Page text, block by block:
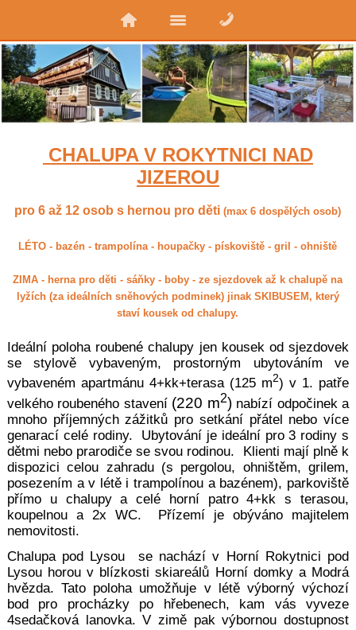
CHALUPA V ROKYTNICI NAD
JIZEROU
pro 6 až 12 osob s hernou pro děti(max 6 dospělých osob)
LÉTO - bazén - trampolína - houpačky - pískoviště - gril - ohniště
ZIMA - herna pro děti - sáňky - boby - ze sjezdovek až k chalupě na
lyžích (za ideálních sněhových podminek) jinak SKIBUSEM, který
staví kousek od chalupy.
Ideální poloha roubené chalupy jen kousek od sjezdovek
sestylově vybaveným, prostorným ubytováním ve
vybaveném apartmánu 4+kk+terasa (125 m2) v 1. patře
velkého roubeného stavení (220 m2) nabízí odpočinek a
mnoho příjemných zážitků pro setkání přátel nebo více
genarací celé rodiny. Ubytování je ideální pro 3 rodiny s
dětmi nebo prarodiče se svou rodinou. Klienti mají plně k
dispozici celou zahradu (s pergolou, ohništěm, grilem,
posezením a v létě i trampolínou a bazénem), parkoviště
přímo u chalupy a celé horní patro 4+kk s terasou,
koupelnou a 2x WC. Přízemí je obýváno majitelem
nemovitosti.
Chalupa pod Lysou se nachází v Horní Rokytnici pod
Lysou horou v blízkosti skiareálů Horní domky a Modrá
hvězda. Tato poloha umožňuje v létě výborný výchozí
bod pro procházky po hřebenech, kam vás vyveze
4sedačková lanovka. V zimě pak výbornou dostupnost